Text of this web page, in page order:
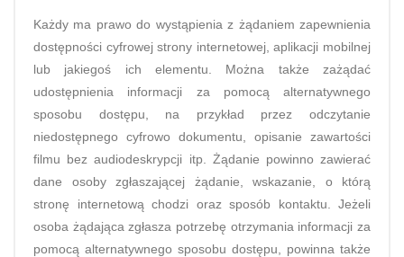
Każdy ma prawo do wystąpienia z żądaniem zapewnienia
dostępności cyfrowej strony internetowej, aplikacji mobilnej
lub jakiegoś ich elementu. Można także zażądać
udostępnienia informacji za pomocą alternatywnego
sposobu dostępu, na przykład przez odczytanie
niedostępnego cyfrowo dokumentu, opisanie zawartości
filmu bez audiodeskrypcji itp. Żądanie powinno zawierać
dane osoby zgłaszającej żądanie, wskazanie, o którą
stronę internetową chodzi oraz sposób kontaktu. Jeżeli
osoba żądająca zgłasza potrzebę otrzymania informacji za
pomocą alternatywnego sposobu dostępu, powinna także